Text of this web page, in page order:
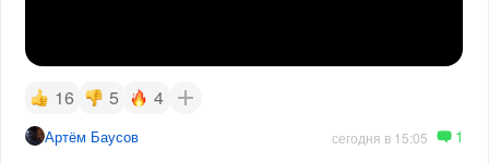
16 5 4
Артём Баусов сегодня в 15:05 1